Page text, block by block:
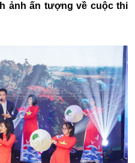
ảnh ấn tượng về cuộc thi